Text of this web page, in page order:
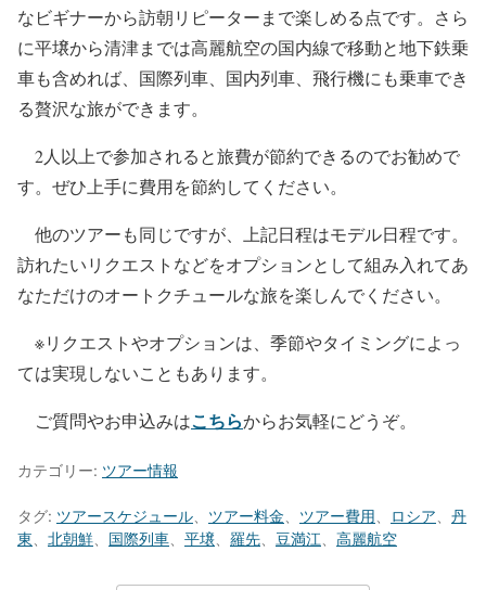
なビギナーから訪朝リピーターまで楽しめる点です。さら
に平壌から清津までは高麗航空の国内線で移動と地下鉄乗
車も含めれば、国際列車、国内列車、飛行機にも乗車でき
る贅沢な旅ができます。
2人以上で参加されると旅費が節約できるのでお勧めで
す。ぜひ上手に費用を節約してください。
他のツアーも同じですが、上記日程はモデル日程です。
訪れたいリクエストなどをオプションとして組み入れてあ
なただけのオートクチュールな旅を楽しんでください。
※リクエストやオプションは、季節やタイミングによっ
ては実現しないこともあります。
ご質問やお申込みはこちらからお気軽にどうぞ。
カテゴリー: ツアー情報
タグ: ツアースケジュール ツアー料金 ツアー費用 ロシア
丹
東
北朝鮮 国際列車 平壌 羅先 豆満江 高麗航空